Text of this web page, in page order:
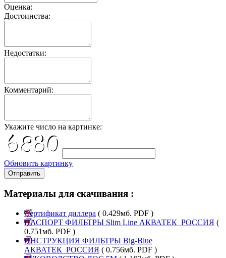
Оценка:
Достоинства:
Недостатки:
Комментарий:
Укажите число на картинке:
Обновить картинку
Отправить
Материалы для скачивания :
Сертификат диллера ( 0.429мб. PDF )
ПАСПОРТ ФИЛЬТРЫ Slim Line АКВАТЕК_РОССИЯ (
0.751мб. PDF )
ИНСТРУКЦИЯ ФИЛЬТРЫ Big-Blue
АКВАТЕК_РОССИЯ ( 0.756мб. PDF )